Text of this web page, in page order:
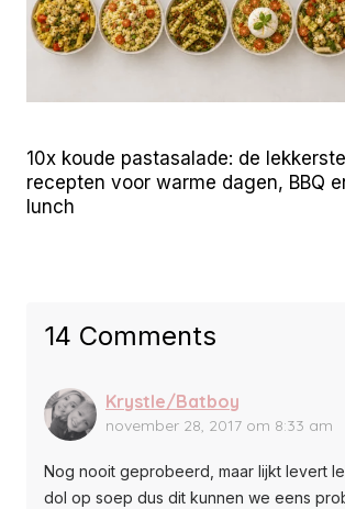
10x koude pastasalade: de lekkerste
recepten voor warme dagen, BBQ
lunch
14 Comments
Krystle/Batboy
november 28, 2017 om 8:33 am
Nog nooit geprobeerd, maar lijkt levert
dol op soep dus dit kunnen we eens